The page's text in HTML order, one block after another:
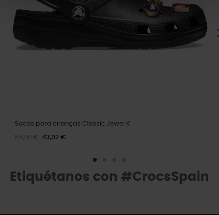
Socas para crianças Classic Jewel K
54,90 € 43,92 €
Etiquétanos con #CrocsSpain